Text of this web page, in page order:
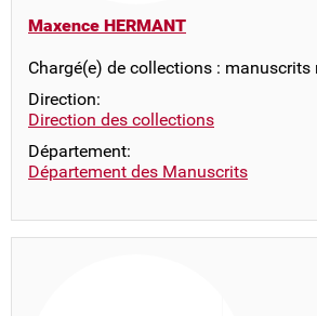
Maxence HERMANT
Chargé(e) de collections : manuscrits
Direction:
Direction des collections
Département:
Département des Manuscrits